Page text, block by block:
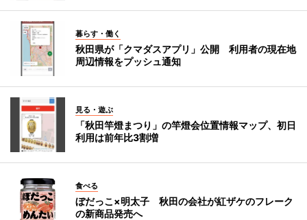
暮らす・働く
秋田県が「クマダスアプリ」公開 利用者の現在地
周辺情報をプッシュ通知
見る・遊ぶ
「秋田竿燈まつり」の竿燈会位置情報マップ、初日
利用は前年比3割増
食べる
ぼだっこ×明太子 秋田の会社が紅ザケのフレーク
の新商品発売へ